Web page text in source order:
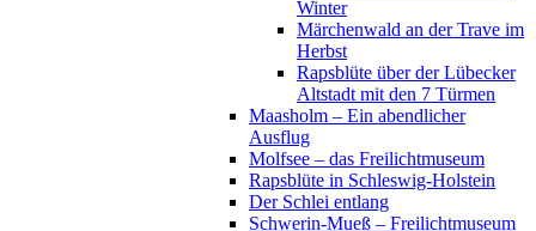
Winter
Märchenwald an der Trave im
Herbst
Rapsblüte über der Lübecker
Altstadt mit den 7 Türmen
Maasholm – Ein abendlicher
Ausflug
Molfsee – das Freilichtmuseum
Rapsblüte in Schleswig-Holstein
Der Schlei entlang
Schwerin-Mueß – Freilichtmuseum